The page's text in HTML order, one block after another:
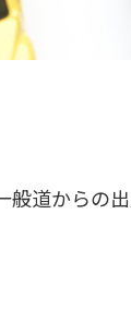
般道からの